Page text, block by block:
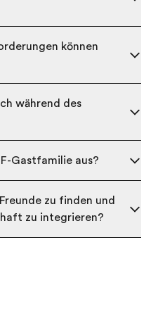
können
während des
Gastfamilie aus?
zu finden und
zu integrieren?